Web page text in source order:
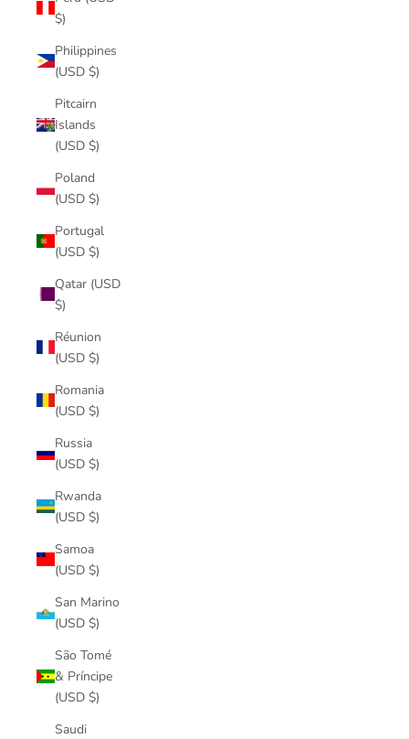
$)
Philippines
(USD $)
Pitcairn
Islands
(USD $)
Poland
(USD $)
Portugal
(USD $)
Qatar (USD
$)
Réunion
(USD $)
Romania
(USD $)
Russia
(USD $)
Rwanda
(USD $)
Samoa
(USD $)
San Marino
(USD $)
São Tomé
& Príncipe
(USD $)
Saudi